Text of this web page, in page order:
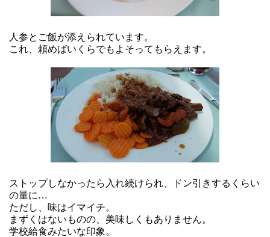
人参とご飯が添えられています。
これ、頼めばいくらでもよそってもらえます。
ストップしなかったら入れ続けられ、ドン引きするくらい
の量に…
ただし、味はイマイチ。
まずくはないものの、美味しくもありません。
学校給食みたいな印象。